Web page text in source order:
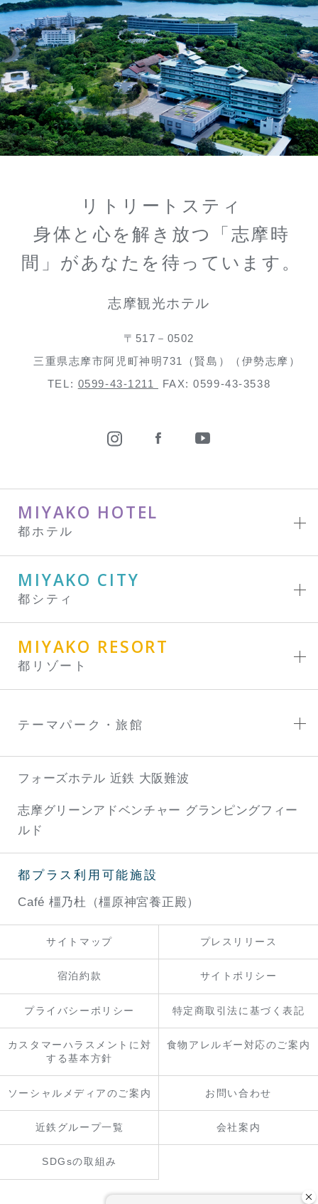
リトリートスティ
身体と心を解き放つ「志摩時
間」があなたを待っています。
志摩観光ホテル
〒517－0502
三重県志摩市阿児町神明731（賢島）（伊勢志摩）
TEL: 0599-43-1211 FAX: 0599-43-3538
MIYAKO HOTEL
都ホテル
MIYAKO CITY
都シティ
MIYAKO RESORT
都リゾート
テーマパーク・旅館
フォーズホテル 近鉄 大阪難波
志摩グリーンアドベンチャー グランピングフィー
ルド
都プラス利用可能施設
Café 橿乃杜（橿原神宮養正殿）
サイトマップ プレスリリース
宿泊約款 サイトポリシー
プライバシーポリシー 特定商取引法に基づく表記
カスタマーハラスメントに対
する基本方針
食物アレルギー対応のご案内
ソーシャルメディアのご案内 お問い合わせ
近鉄グループ一覧 会社案内
SDGsの取組み